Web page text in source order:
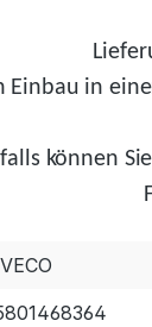
Einbau in
können